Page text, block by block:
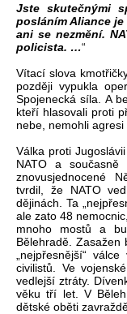
Jste skutečnými
posláním Aliance
ani se nezmění.
policista. …“
Vítací slova
později vypukla
Spojenecká síla. A
kteří hlasovali proti
nebe, nemohli agresi
Válka proti
NATO a
znovusjednocené
tvrdil, že NATO
dějinách. Ta
ale zato 48
mnoho mostů a
Bělehradě. Zasažen
„nejpřesnější“
civilistů. Ve
vedlejší ztráty.
věku tří let. V
dětské oběti